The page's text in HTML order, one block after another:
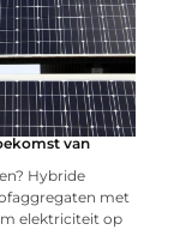
van
Hybride
met
elektriciteit op